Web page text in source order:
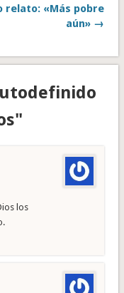
relato: «Más pobre
aún» →
los